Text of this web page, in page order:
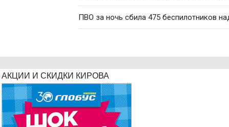
ПВО за ночь сбила 475 беспилотников
АКЦИИ И СКИДКИ КИРОВА